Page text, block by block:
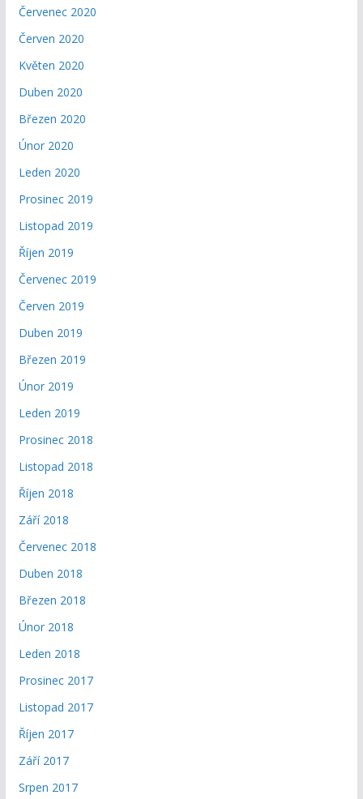
Červenec 2020
Červen 2020
Květen 2020
Duben 2020
Březen 2020
Únor 2020
Leden 2020
Prosinec 2019
Listopad 2019
Říjen 2019
Červenec 2019
Červen 2019
Duben 2019
Březen 2019
Únor 2019
Leden 2019
Prosinec 2018
Listopad 2018
Říjen 2018
Září 2018
Červenec 2018
Duben 2018
Březen 2018
Únor 2018
Leden 2018
Prosinec 2017
Listopad 2017
Říjen 2017
Září 2017
Srpen 2017